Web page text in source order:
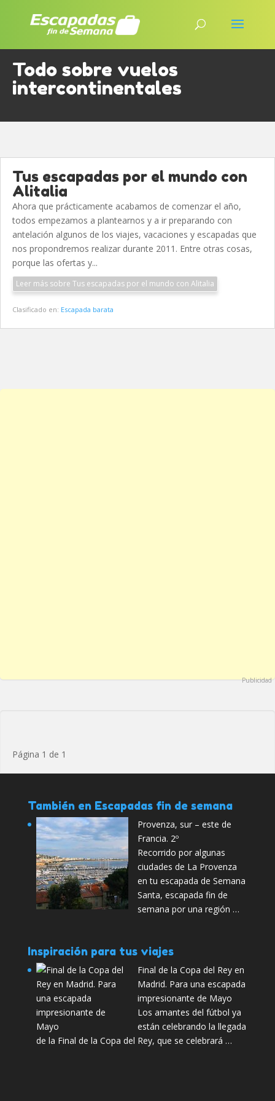
Todo sobre vuelos
intercontinentales
Tus escapadas por el mundo con
Alitalia
Ahora que prácticamente acabamos de comenzar el año,
todos empezamos a plantearnos y a ir preparando con
antelación algunos de los viajes, vacaciones y escapadas que
nos propondremos realizar durante 2011. Entre otras cosas,
porque las ofertas y...
Leer más sobre Tus escapadas por el mundo con Alitalia
Clasificado en: Escapada barata
Publicidad
Página 1 de 1
También en Escapadas fin de semana
Provenza, sur – este de
Francia. 2º
Recorrido por algunas
ciudades de La Provenza
en tu escapada de Semana
Santa, escapada fin de
semana por una región …
Inspiración para tus viajes
Final de la Copa del Rey en
Madrid. Para una escapada
impresionante de Mayo
Los amantes del fútbol ya
están celebrando la llegada
de la Final de la Copa del Rey, que se celebrará …